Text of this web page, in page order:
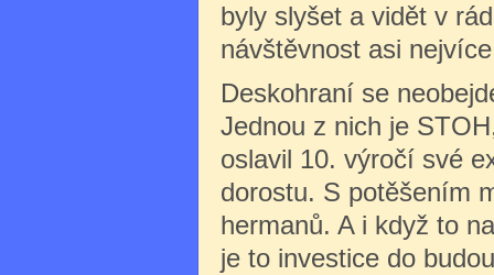
byly slyšet a vidět v
návštěvnost asi
Deskohraní se
Jednou z nich je
oslavil 10. výročí své
dorostu. S potěšením
hermanů. A i když to
je to investice do